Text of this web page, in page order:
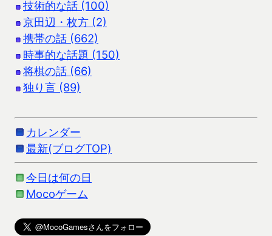
技術的な話 (100)
京田辺・枚方 (2)
携帯の話 (662)
時事的な話題 (150)
将棋の話 (66)
独り言 (89)
カレンダー
最新(ブログTOP)
今日は何の日
Mocoゲーム